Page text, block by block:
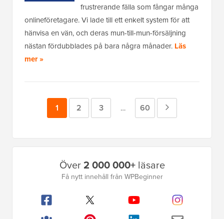
frustrerande fälla som fångar många
onlineföretagare. Vi lade till ett enkelt system för att
hänvisa en vän, och deras mun-till-mun-försäljning
nästan fördubblades på bara några månader. Läs
mer »
Sida
1 Sida
2 Sida
3
Mellansidor
utelämnade
… Sida
60
Över2 000 000+läsare
Få nytt innehåll från WPBeginner